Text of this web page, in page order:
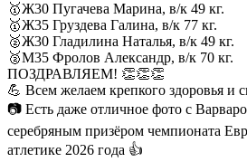
🥇Ж30 Пугачева Марина, в/к 49 кг.
🥇Ж35 Груздева Галина, в/к 77 кг.
🥈Ж30 Гладилина Наталья, в/к 49 кг.
🥈М35 Фролов Александр, в/к 70 кг.
ПОЗДРАВЛЯЕМ! 👏👏👏
💪 Всем желаем крепкого здоровья и
📷 Есть даже отличное фото с
серебряным призёром чемпионата
атлетике 2026 года 👍